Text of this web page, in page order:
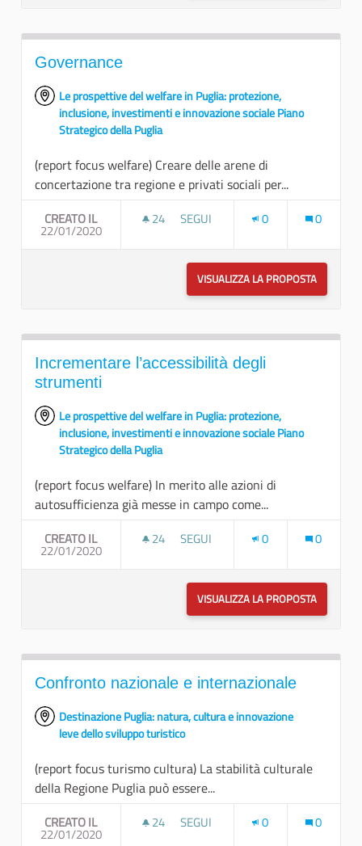
Governance
Le prospettive del welfare in Puglia: protezione,
inclusione, investimenti e innovazione sociale Piano
Strategico della Puglia
(report focus welfare) Creare delle arene di
concertazione tra regione e privati sociali per...
CREATO IL
22/01/2020
24 24 SOSTENITORI
SEGUI 0 0
VISUALIZZA LA PROPOSTA
Incrementare l’accessibilità degli
strumenti
Le prospettive del welfare in Puglia: protezione,
inclusione, investimenti e innovazione sociale Piano
Strategico della Puglia
(report focus welfare) In merito alle azioni di
autosufficienza già messe in campo come...
CREATO IL
22/01/2020
24 24 SOSTENITORI
SEGUI 0 0
VISUALIZZA LA PROPOSTA
Confronto nazionale e internazionale
Destinazione Puglia: natura, cultura e innovazione
leve dello sviluppo turistico
(report focus turismo cultura) La stabilità culturale
della Regione Puglia può essere...
CREATO IL
22/01/2020
24 24 SOSTENITORI
SEGUI 0 0